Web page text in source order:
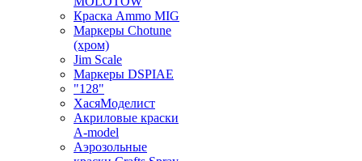
Краска Ammo MIG
Маркеры Chotune
(хром)
Jim Scale
Маркеры DSPIAE
"128"
ХасяМоделист
Акриловые краски
A-model
Аэрозольные